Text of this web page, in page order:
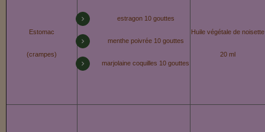
Estomac
(crampes)
estragon 10 gouttes
menthe poivrée 10 gouttes
marjolaine coquilles 10 gouttes
Huile végétale de noisette
20 ml